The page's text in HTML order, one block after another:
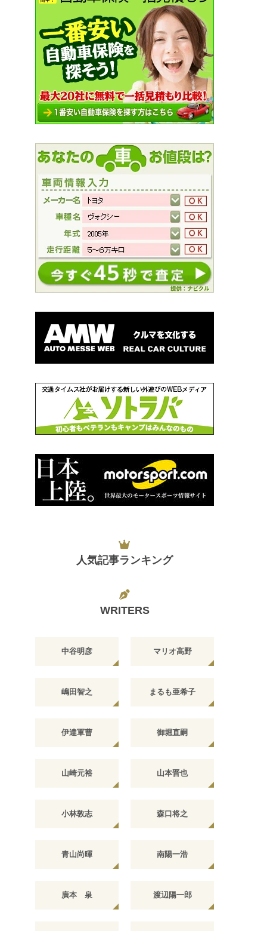
人気記事ランキング
WRITERS
中谷明彦 マリオ高野
嶋田智之 まるも亜希子
伊達軍曹 御堀直嗣
山崎元裕 山本晋也
小林敦志 森口将之
青山尚暉 南陽一浩
廣本 泉 渡辺陽一郎